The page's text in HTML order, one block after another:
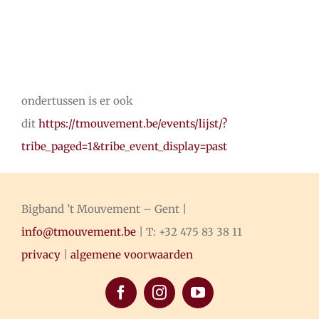
ondertussen is er ook
dit https://tmouvement.be/events/lijst/?
tribe_paged=1&tribe_event_display=past
Bigband ’t Mouvement – Gent |
info@tmouvement.be| T: +32 475 83 38 11
privacy| algemene voorwaarden